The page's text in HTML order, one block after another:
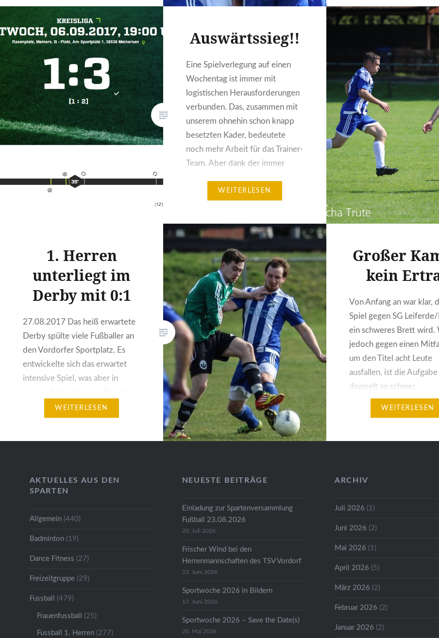
verletzt vom Platz,
im Rasen hängen blieb.
optisch relativ
aber in den
Momenten waren es die
die abgezockter waren.
Vandreike (40.)…
Auswärtssieg!!
Eine Spielverlegung auf einen
Wochentag ist immer mit
logistischen Herausforderungen
verbunden. Das, zusammen mit
unserem ohnehin schon knapp
besetzten Kader, bedeutete
noch mehr Arbeit für das Trainer-
Team. Aber dank der immer
unserer Jungs konnten wir die
Regen ging das Spiel los – und…
WEITERLESEN
1. Herren
unterliegt im
Derby mit 0:1
27.08.2017 Das heiß erwartete
Derby spülte viele Fußballer an
den Vordorfer Sportplatz. Es
entwickelte sich das erwartet
intensive Spiel, was aber in
der 16. Minute gingen die Gäste
nach einem direkten Freistoß
Schwung aus unserem…
WEITERLESEN
Großer
kein
Von Anfang an war klar,
Spiel gegen SG
ein schweres Brett wird.
jedoch gegen einen
um den Titel acht Leute
ausfallen, ist die Aufgabe
doppelt so schwer.
Nichtsdestotrotz hatten
Altsenioren und Teil-
zusammenbekommen.
WEITERLESEN
AKTUELLES AUS DEN
SPARTEN
Allgemein(440)
Badminton(19)
Dance Fitness (27)
Freizeitgruppe(29)
Fussball (479)
Frauenfussball (25)
Fussball 1. Herren(277)
NEUESTE BEITRÄGE
Einladung zur Spartenversammlung
Fußball 23.08.2026
20. Juli 2026
Frischer Wind bei den
Herrenmannschaften des TSV Vordorf
23. Juni 2026
Sportwoche 2026 in Bildern
17. Juni 2026
Sportwoche 2026 – Save the Date(s)
20. Mai 2026
ARCHIV
Juli 2026 (1)
Juni 2026 (2)
Mai 2026 (1)
April 2026 (5)
März 2026 (2)
Februar 2026 (2)
Januar 2026 (2)